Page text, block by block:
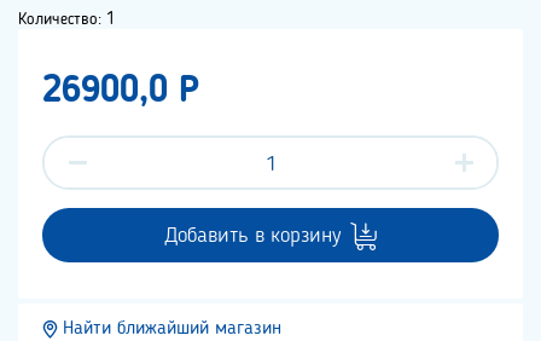
Количество: 1
26900,0 P
Добавить в корзину
Найти ближайший магазин